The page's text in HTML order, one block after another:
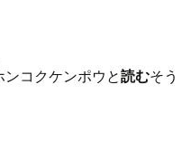
コクケンポウと読むそう